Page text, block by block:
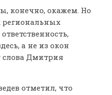
конечно, окажем. Но
а не из окон
слова Дмитрия
отметил, что